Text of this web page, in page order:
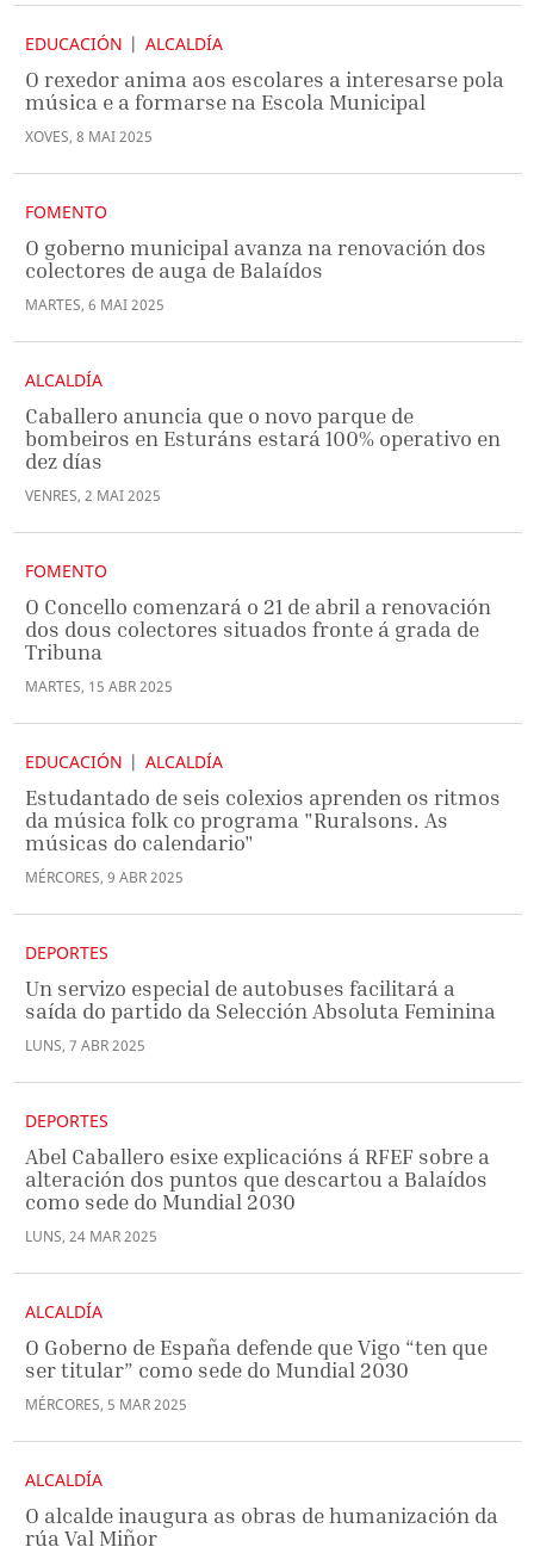
EDUCACIÓN ALCALDÍA
O rexedor anima aos escolares a interesarse pola
música e a formarse na Escola Municipal
XOVES, 8 MAI2025
FOMENTO
O goberno municipal avanza na renovación dos
colectores de auga de Balaídos
MARTES, 6 MAI2025
ALCALDÍA
Caballero anuncia que o novo parque de
bombeiros en Esturáns estará 100% operativo en
dez días
VENRES, 2 MAI2025
FOMENTO
O Concello comenzará o 21 de abril a renovación
dos dous colectores situados fronte á grada de
Tribuna
MARTES, 15 ABR2025
EDUCACIÓN ALCALDÍA
Estudantado de seis colexios aprenden os ritmos
da música folk co programa "Ruralsons. As
músicas do calendario"
MÉRCORES, 9 ABR2025
DEPORTES
Un servizo especial de autobuses facilitará a
saída do partido da Selección Absoluta Feminina
LUNS, 7 ABR2025
DEPORTES
Abel Caballero esixe explicacións á RFEF sobre a
alteración dos puntos que descartou a Balaídos
como sede do Mundial 2030
LUNS, 24 MAR2025
ALCALDÍA
O Goberno de España defende que Vigo “ten que
ser titular” como sede do Mundial 2030
MÉRCORES, 5 MAR2025
ALCALDÍA
O alcalde inaugura as obras de humanización da
rúa Val Miñor